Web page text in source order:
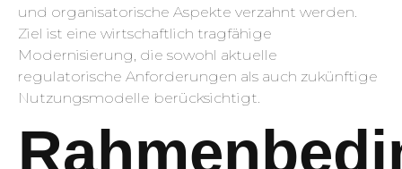
und organisatorische Aspekte verzahnt werden.
Ziel ist eine wirtschaftlich tragfähige
Modernisierung, die sowohl aktuelle
regulatorische Anforderungen als auch zukünftige
Nutzungsmodelle berücksichtigt.